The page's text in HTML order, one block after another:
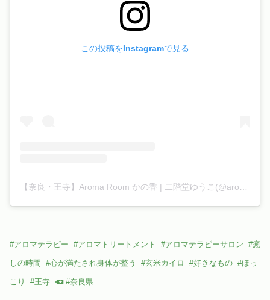
この投稿をInstagramで見る
#アロマテラピー #アロマトリートメント #アロマテラピーサロン #癒
しの時間 #心が満たされ身体が整う #玄米カイロ #好きなもの #ほっ
こり #王寺 #奈良県